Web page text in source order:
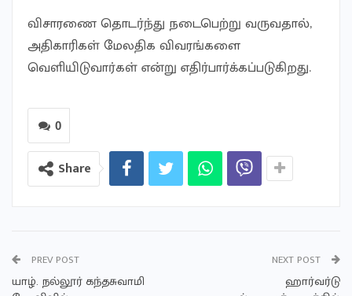
விசாரணை தொடர்ந்து நடைபெற்று வருவதால்,
அதிகாரிகள் மேலதிக விவரங்களை
வெளியிடுவார்கள் என்று எதிர்பார்க்கப்படுகிறது.
0
Share
PREV POST
யாழ். நல்லூர் கந்தசுவாமி
NEXT POST
ஹார்வர்டு